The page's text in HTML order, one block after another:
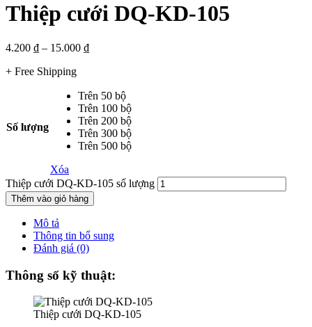
Thiệp cưới DQ-KD-105
4.200 ₫ – 15.000 ₫
+ Free Shipping
Số lượng
Trên 50 bộ
Trên 100 bộ
Trên 200 bộ
Trên 300 bộ
Trên 500 bộ
Xóa
Thiệp cưới DQ-KD-105 số lượng
Thêm vào giỏ hàng
Mô tả
Thông tin bổ sung
Đánh giá (0)
Thông số kỹ thuật:
Thiệp cưới DQ-KD-105